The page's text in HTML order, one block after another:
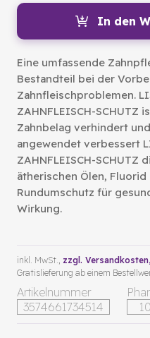
In den
Eine umfassende
Bestandteil bei der
Zahnfleischproblemen.
ZAHNFLEISCH-SCHUTZ
Zahnbelag verhindert
angewendet verbessert
ZAHNFLEISCH-SCHUTZ
ätherischen Ölen,
Rundumschutz für
Wirkung.
Artikelnummer
3574661734514
inkl. MwSt., zzgl. Versandkosten
Gratislieferung ab einem